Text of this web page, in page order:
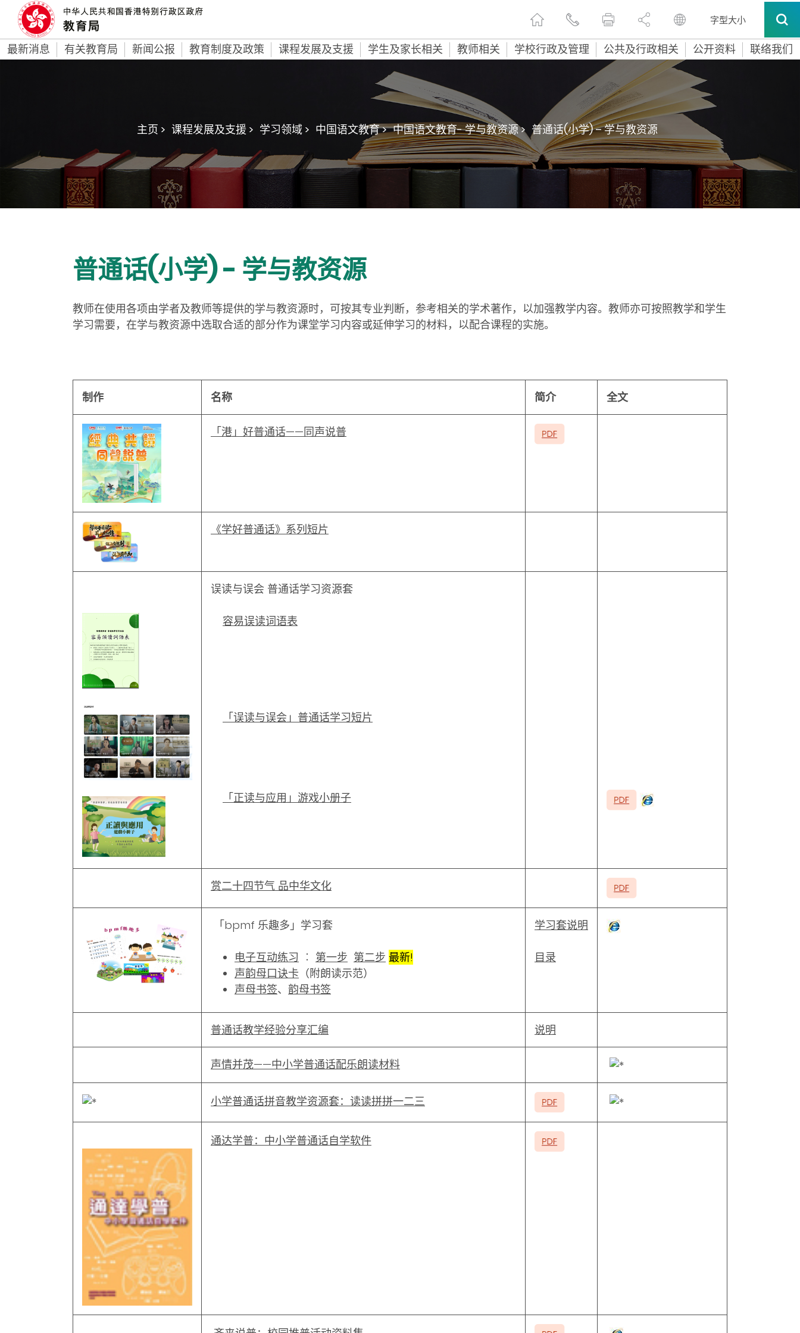
字型大小
最新消息 有关教育局 新闻公报 教育制度及政策 课程发展及支援 学生及家长相关 教师相关 学校行政及管理 公共及行政相关 公开资料 联络我们
主页 > 课程发展及支援 > 学习领域 > 中国语文教育 > 中国语文教育- 学与教资源 > 普通话(小学) – 学与教资源
普通话(小学) - 学与教资源
教师在使用各项由学者及教师等提供的学与教资源时，可按其专业判断，参考相关的学术著作，以加强教学内容。教师亦可按照教学和学生
学习需要，在学与教资源中选取合适的部分作为课堂学习内容或延伸学习的材料，以配合课程的实施。
制作 名称 简介 全文
「港」好普通话——同声说普
《学好普通话》系列短片
误读与误会 普通话学习资源套
容易误读词语表
「误读与误会」普通话学习短片
「正读与应用」游戏小册子
赏二十四节气 品中华文化
「bpmf 乐趣多」学习套
电子互动练习 ︰ 第一步 第二步 最新!
声韵母口诀卡 （附朗读示范）
声母书签、 韵母书签
学习套说明
目录
普通话教学经验分享汇编 说明
声情并茂——中小学普通话配乐朗读材料
小学普通话拼音教学资源套：读读拼拼一二三
通达学普：中小学普通话自学软件